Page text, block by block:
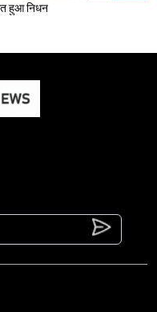
देर रात हुआ निधन